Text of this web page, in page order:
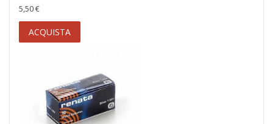
5,50 €
ACQUISTA